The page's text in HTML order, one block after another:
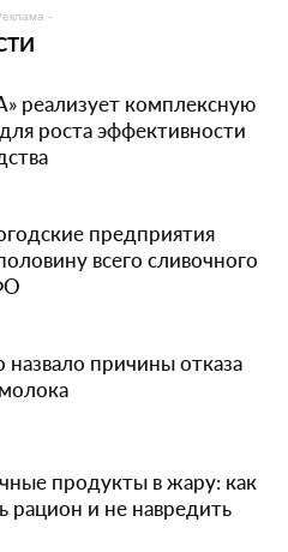
-
реализует комплексную
роста эффективности
предприятия
всего сливочного
назвало причины отказа
продукты в жару: как
рацион и не навредить